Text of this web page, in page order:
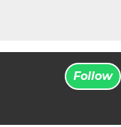
Follow